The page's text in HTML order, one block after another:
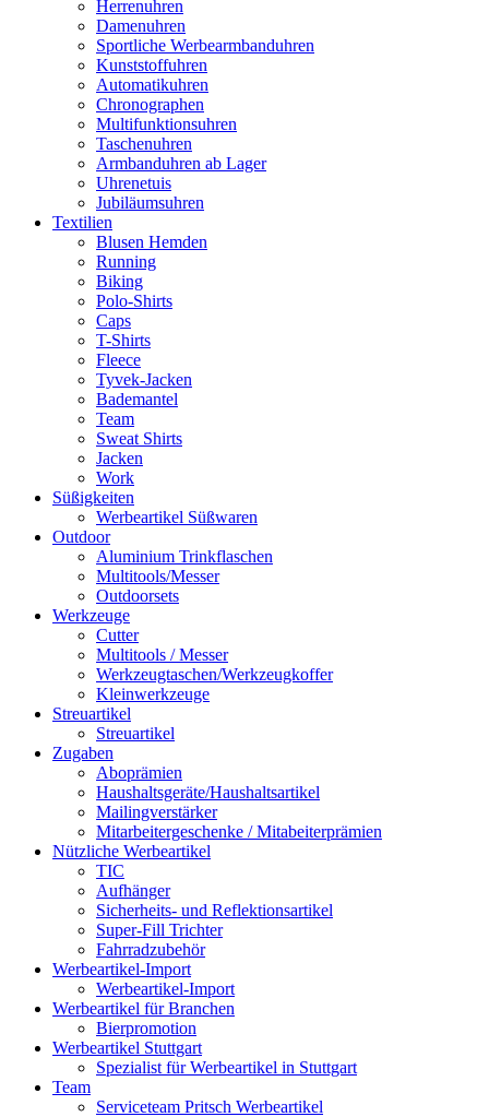
Herrenuhren
Damenuhren
Sportliche Werbearmbanduhren
Kunststoffuhren
Automatikuhren
Chronographen
Multifunktionsuhren
Taschenuhren
Armbanduhren ab Lager
Uhrenetuis
Jubiläumsuhren
Textilien
Blusen Hemden
Running
Biking
Polo-Shirts
Caps
T-Shirts
Fleece
Tyvek-Jacken
Bademantel
Team
Sweat Shirts
Jacken
Work
Süßigkeiten
Werbeartikel Süßwaren
Outdoor
Aluminium Trinkflaschen
Multitools/Messer
Outdoorsets
Werkzeuge
Cutter
Multitools / Messer
Werkzeugtaschen/Werkzeugkoffer
Kleinwerkzeuge
Streuartikel
Streuartikel
Zugaben
Aboprämien
Haushaltsgeräte/Haushaltsartikel
Mailingverstärker
Mitarbeitergeschenke / Mitabeiterprämien
Nützliche Werbeartikel
TIC
Aufhänger
Sicherheits- und Reflektionsartikel
Super-Fill Trichter
Fahrradzubehör
Werbeartikel-Import
Werbeartikel-Import
Werbeartikel für Branchen
Bierpromotion
Werbeartikel Stuttgart
Spezialist für Werbeartikel in Stuttgart
Team
Serviceteam Pritsch Werbeartikel